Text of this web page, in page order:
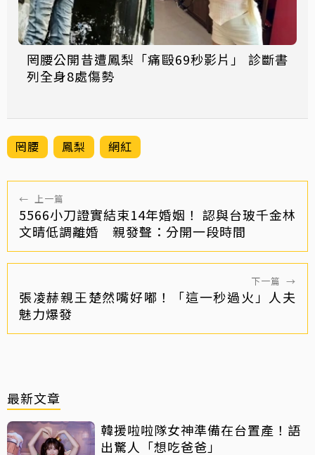
罔腰公開昔遭鳳梨「痛毆69秒影片」 診斷書
列全身8處傷勢
罔腰 鳳梨 網紅
← 上一篇
5566小刀證實結束14年婚姻！ 認與台玻千金林
文晴低調離婚 親發聲：分開一段時間
下一篇 →
張凌赫親王楚然嘴好嘟！「這一秒過火」人夫
魅力爆發
最新文章
韓援啦啦隊女神準備在台置產！語
出驚人「想吃爸爸」